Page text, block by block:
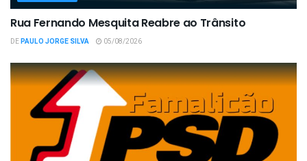
Rua Fernando Mesquita Reabre ao Trânsito
DEPAULO JORGE SILVA 05/08/2026